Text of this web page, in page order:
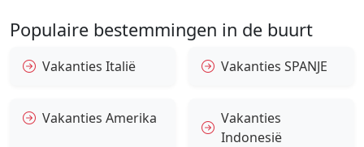
Populaire bestemmingen in de buurt
Vakanties Italië Vakanties SPANJE
Vakanties Amerika
Vakanties
Indonesië